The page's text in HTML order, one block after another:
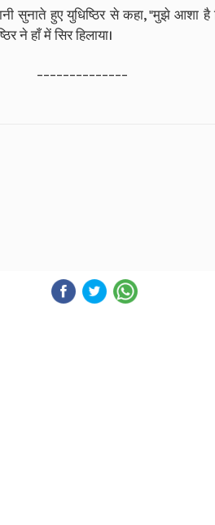
सुनाते हुए युधिष्ठिर से कहा, "मुझे
ने हाँ में सिर हिलाया।